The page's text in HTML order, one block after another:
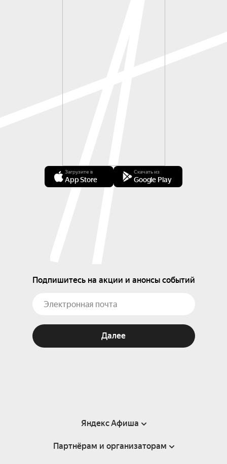
Загрузите в
App Store
Скачать из
Google Play
Подпишитесь на акции и анонсы событий
Далее
Яндекс Афиша
Справка
Партнёрам и организаторам